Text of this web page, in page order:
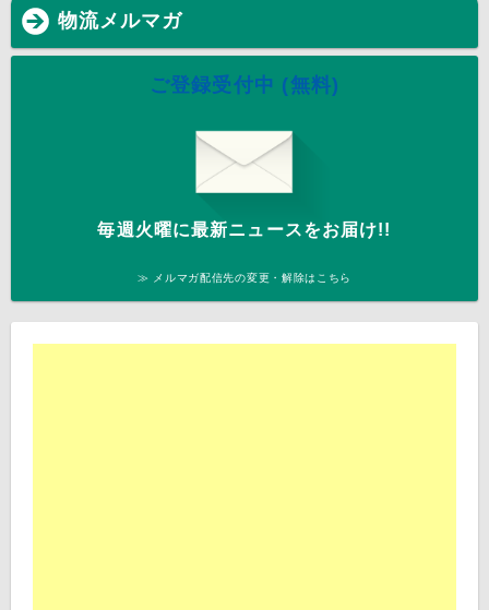
物流メルマガ
ご登録受付中 (無料)
毎週火曜に最新ニュースをお届け!!
≫ メルマガ配信先の変更・解除はこちら